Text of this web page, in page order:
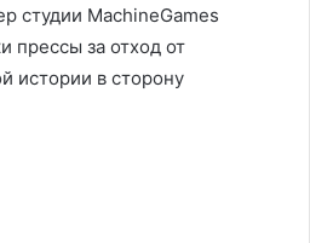
студии MachineGames
прессы за отход от
истории в сторону